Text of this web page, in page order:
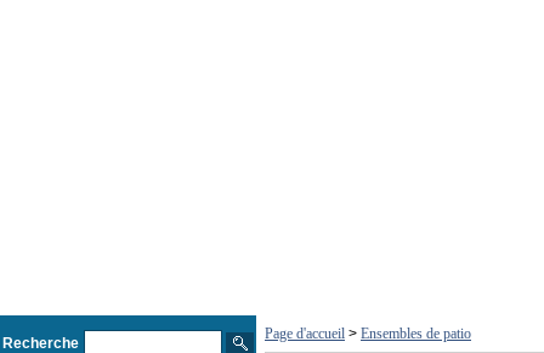
Recherche
Page d'accueil > Ensembles de patio